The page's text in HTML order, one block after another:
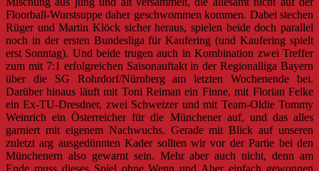
Floorball-Wurstsuppe daher geschwommen kommen. Dabei stechen
Rüger und Martin Klöck sicher heraus, spielen beide doch parallel
noch in der ersten Bundesliga für Kaufering (und Kaufering spielt
erst Sonntag). Und beide trugen auch in Kombination zwei Treffer
zum mit 7:1 erfolgreichen Saisonauftakt in der Regionalliga Bayern
über die SG Rohrdorf/Nürnberg am letzten Wochenende bei.
Darüber hinaus läuft mit Toni Reiman ein Finne, mit Florian Felke
ein Ex-TU-Dresdner, zwei Schweizer und mit Team-Oldie Tommy
Weinrich ein Österreicher für die Münchener auf, und das alles
garniert mit eigenem Nachwuchs. Gerade mit Blick auf unseren
zuletzt arg ausgedünnten Kader sollten wir vor der Partie bei den
Münchenern also gewarnt sein. Mehr aber auch nicht, denn am
Ende muss dieses Spiel ohne Wenn und Aber einfach gewonnen